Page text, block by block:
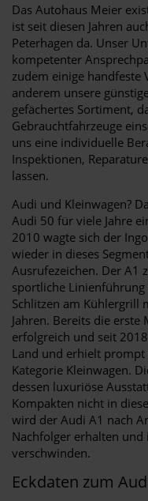
Das Autohaus Meier
ist seit diesen Jahren
Peterhagen da. Unser
kompetenter
zudem einige handfeste
anderem unsere
gefächertes Sortiment,
Gebrauchtfahrzeuge
uns eine individuelle
Inspektionen,
lassen.
Audi und Kleinwagen?
Audi 50 für viele Jahre
2010 wagte sich der
wieder in dieses
Ausrufezeichen. Der A1
sportliche
Schlitzen am Kühlergrill
Jahren. Bereits die
erfolgreich und seit
Land und erhielt prompt
Kategorie Kleinwagen.
dessen luxuriöse
Kompakten nicht in
wird der Audi A1 nach
Nachfolger erhalten
verschwinden.
Eckdaten zum